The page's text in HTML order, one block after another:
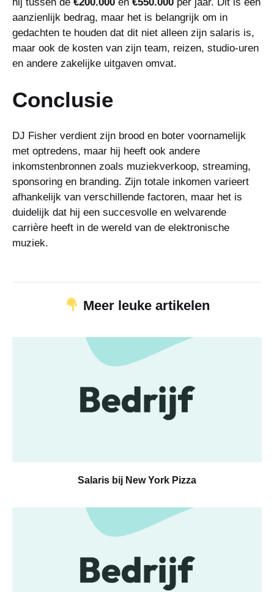
aanzienlijk bedrag, maar het is belangrijk om in
gedachten te houden dat dit niet alleen zijn salaris is,
maar ook de kosten van zijn team, reizen, studio-uren
en andere zakelijke uitgaven omvat.
Conclusie
DJ Fisher verdient zijn brood en boter voornamelijk
met optredens, maar hij heeft ook andere
inkomstenbronnen zoals muziekverkoop, streaming,
sponsoring en branding. Zijn totale inkomen varieert
afhankelijk van verschillende factoren, maar het is
duidelijk dat hij een succesvolle en welvarende
carrière heeft in de wereld van de elektronische
muziek.
Meer leuke artikelen
Salaris bij New York Pizza